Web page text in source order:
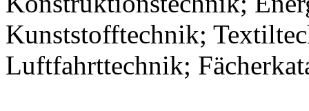
Kunststofftechnik;
Luftfahrttechnik;